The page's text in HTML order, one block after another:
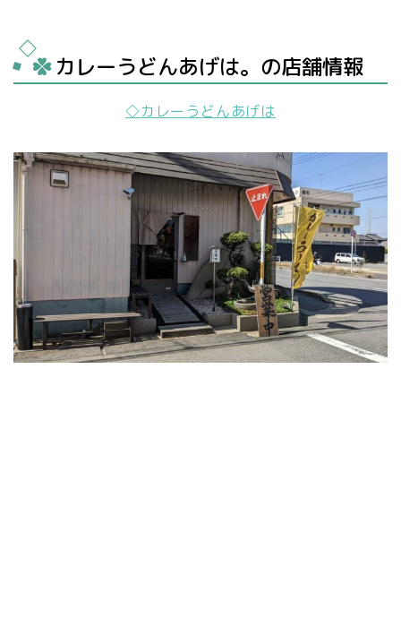
カレーうどんあげは。の店舗情報
◇カレーうどんあげは